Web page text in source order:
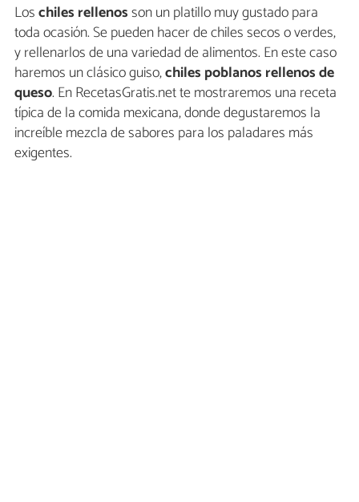
Loschiles rellenosson un platillo muy gustado para
toda ocasión. Se pueden hacer de chiles secos o verdes,
y rellenarlos de una variedad de alimentos. En este caso
haremos un clásico guiso,chiles poblanos rellenos de
queso. En RecetasGratis.net te mostraremos una receta
típica de la comida mexicana, donde degustaremos la
increíble mezcla de sabores para los paladares más
exigentes.